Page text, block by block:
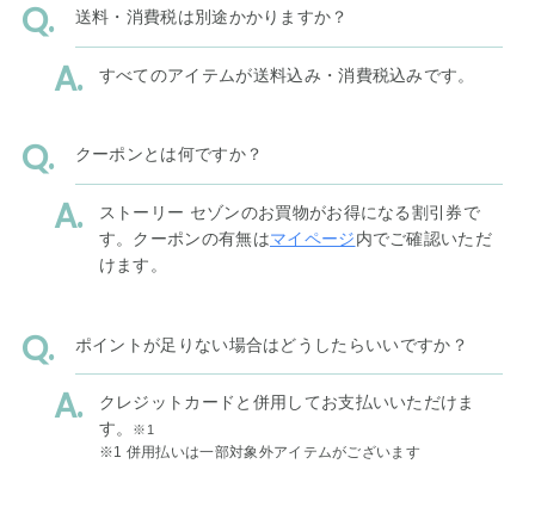
送料・消費税は別途かかりますか？
すべてのアイテムが送料込み・消費税込みです。
クーポンとは何ですか？
ストーリー セゾンのお買物がお得になる割引券で
す。クーポンの有無はマイページ内でご確認いただ
けます。
ポイントが足りない場合はどうしたらいいですか？
クレジットカードと併用してお支払いいただけま
す。
※1
※1 併用払いは一部対象外アイテムがございます